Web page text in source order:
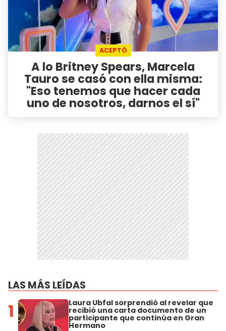
ACEPTÓ
A lo Britney Spears, Marcela
Tauro se casó con ella misma:
"Eso tenemos que hacer cada
uno de nosotros, darnos el sí"
LAS MÁS LEÍDAS
1 Laura Ubfal sorprendió al revelar que
recibió una carta documento de un
participante que continúa en Gran
Hermano